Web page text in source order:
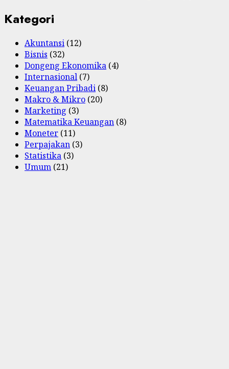
Kategori
Akuntansi (12)
Bisnis (32)
Dongeng Ekonomika (4)
Internasional (7)
Keuangan Pribadi (8)
Makro & Mikro (20)
Marketing (3)
Matematika Keuangan (8)
Moneter (11)
Perpajakan (3)
Statistika (3)
Umum (21)